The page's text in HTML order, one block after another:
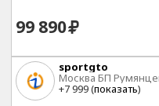
99 890
sportgto
Москва БП
+7 999 (показать)